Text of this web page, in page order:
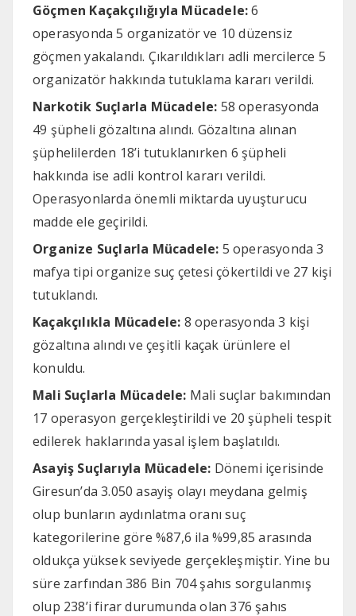
Göçmen Kaçakçılığıyla Mücadele:6
operasyonda 5 organizatör ve 10 düzensiz
göçmen yakalandı. Çıkarıldıkları adli mercilerce 5
organizatör hakkında tutuklama kararı verildi.
Narkotik Suçlarla Mücadele: 58 operasyonda
49 şüpheli gözaltına alındı. Gözaltına alınan
şüphelilerden 18’i tutuklanırken 6 şüpheli
hakkında ise adli kontrol kararı verildi.
Operasyonlarda önemli miktarda uyuşturucu
madde ele geçirildi.
Organize Suçlarla Mücadele: 5 operasyonda 3
mafya tipi organize suç çetesi çökertildi ve 27 kişi
tutuklandı.
Kaçakçılıkla Mücadele: 8 operasyonda 3 kişi
gözaltına alındı ve çeşitli kaçak ürünlere el
konuldu.
Mali Suçlarla Mücadele: Mali suçlar bakımından
17 operasyon gerçekleştirildi ve 20 şüpheli tespit
edilerek haklarında yasal işlem başlatıldı.
Asayiş Suçlarıyla Mücadele: Dönemi içerisinde
Giresun’da 3.050 asayiş olayı meydana gelmiş
olup bunların aydınlatma oranı suç
kategorilerine göre %87,6 ila %99,85 arasında
oldukça yüksek seviyede gerçekleşmiştir. Yine bu
süre zarfından 386 Bin 704 şahıs sorgulanmış
olup 238’i firar durumunda olan 376 şahıs